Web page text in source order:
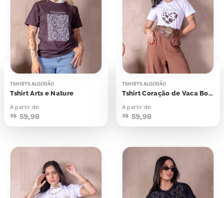
TSHIRTS ALGODÃO
Tshirt Arts e Nature
A partir de:
R$ 59,98
TSHIRTS ALGODÃO
Tshirt Coração de Vaca Boho Chic
A partir de:
R$ 59,98